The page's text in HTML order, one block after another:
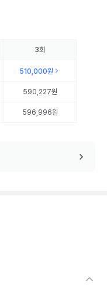
3회
510,000원
590,227원
596,996원